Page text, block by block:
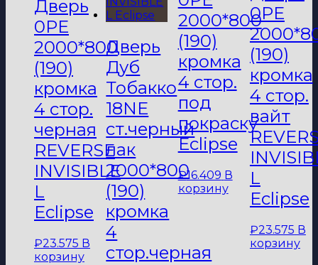
Дверь
0PE
2000*800
(190)
кромка
4 стор.
черная
REVERSE
INVISIBLE
L
Eclipse
₽23.575 В
корзину
Дверь
Дуб
Тобакко
18NE
ст.черный
лак
2000*800
(190)
кромка
4
стор.черная
2000*800
(190)
кромка
4 стор.
под
покраску
Eclipse
₽16.409 В
корзину
0PE
(190)
кромка
4 стор.
вайт
L
Eclipse
₽23.575 В
корзину